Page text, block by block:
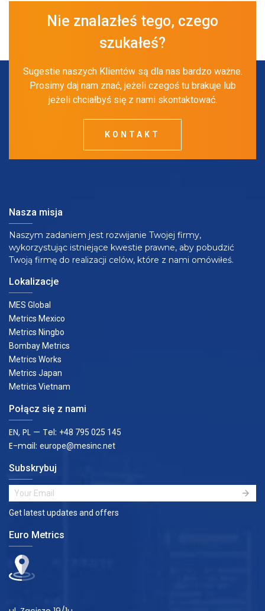
Nie znalazłeś tego, czego
szukałeś?
Sugestie naszych Klientów są dla nas bardzo ważne.
Prosimy daj nam znać, jeżeli czegoś tu brakuje lub
jeżeli chciałbyś się z nami skontaktować.
KONTAKT
Nasza misja
Naszym zadaniem jest rozwijanie Twojej firmy,
wykorzystując istniejące kwestie prawne, aby pobudzić
Twoją firmę do realizacji celów, które z nami omówiłeś.
Lokalizacje
MES Global
Metrics Mexico
Metrics Ningbo
Bombay Metrics
Metrics Works
Metrics Japan
Metrics Vietnam
Połącz się z nami
EN, PL — Tel: +48 795 025 145
E-mail: europe@mesinc.net
Subskrybuj
Get latest updates and offers
Euro Metrics